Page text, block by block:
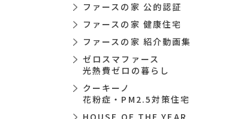
ファースの家 公的認証
ファースの家 健康住宅
ファースの家 紹介動画集
ゼロスマファース
光熱費ゼロの暮らし
クーキーノ
花粉症・PM2.5対策住宅
HOUSE OF THE YEAR